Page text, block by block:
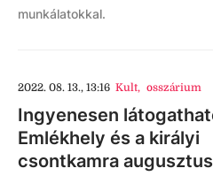
munkálatokkal.
2022. 08. 13., 13:16 Kult, osszárium
Ingyenesen
Emlékhely és a királyi
csontkamra